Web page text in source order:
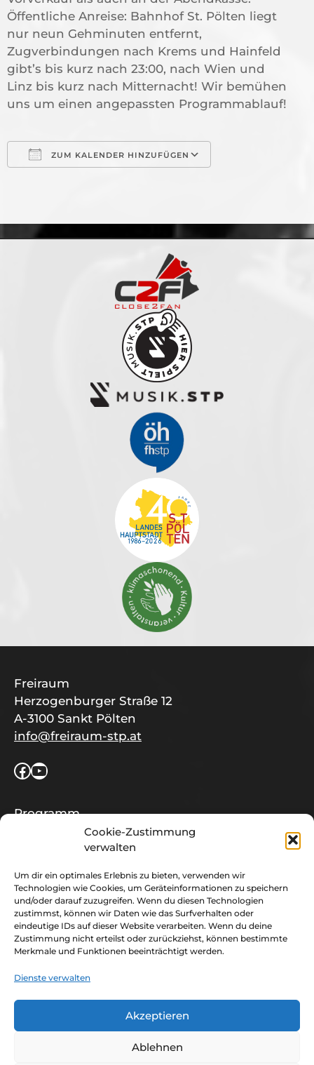
Cookie-Zustimmung
verwalten
Um dir ein optimales Erlebnis zu bieten, verwenden wir
Technologien wie Cookies, um Geräteinformationen zu speichern
und/oder darauf zuzugreifen. Wenn du diesen Technologien
zustimmst, können wir Daten wie das Surfverhalten oder
eindeutige IDs auf dieser Website verarbeiten. Wenn du deine
Zustimmung nicht erteilst oder zurückziehst, können bestimmte
Merkmale und Funktionen beeinträchtigt werden.
Dienste verwalten
Akzeptieren
Ablehnen
Öffentliche Anreise: Bahnhof St. Pölten liegt
nur neun Gehminuten entfernt,
Zugverbindungen nach Krems und Hainfeld
gibt’s bis kurz nach 23:00, nach Wien und
Linz bis kurz nach Mitternacht! Wir bemühen
uns um einen angepassten Programmablauf!
ZUM KALENDER HINZUFÜGEN
Freiraum
Herzogenburger Straße 12
A-3100 Sankt Pölten
info@freiraum-stp.at
Facebook
YouTube
Programm
Impressum
Datenschutz
JA, ich will ‐ monatlich über Konzerte
und Veranstaltungen im Freiraum